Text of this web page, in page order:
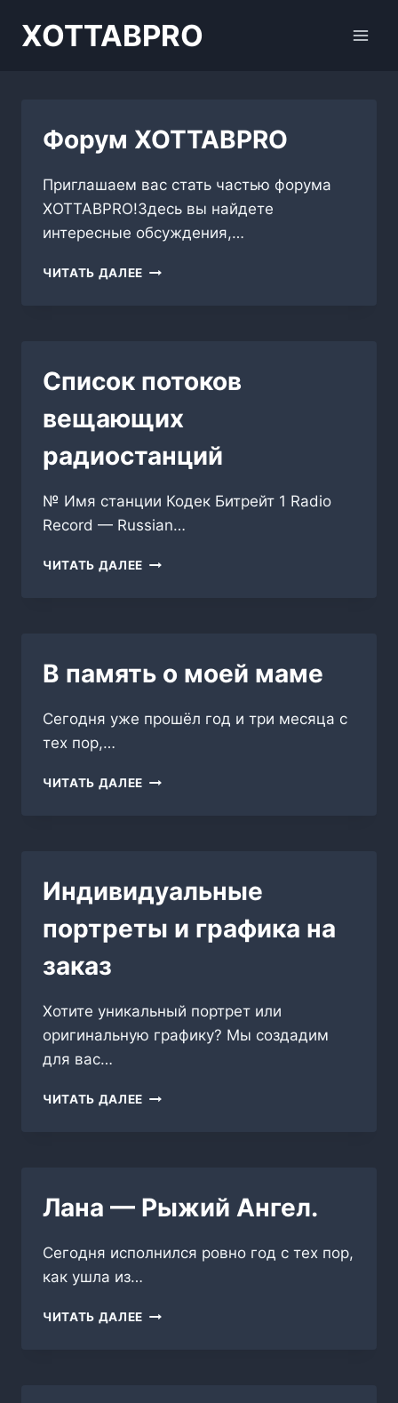
XOTTABPRO
Форум XOTTABPRO
Приглашаем вас стать частью форума
XOTTABPRO!Здесь вы найдете
интересные обсуждения,…
ЧИТАТЬ ДАЛЕЕ ФОРУМ
Список потоков
вещающих
радиостанций
№ Имя станции Кодек Битрейт 1 Radio
Record — Russian…
ЧИТАТЬ ДАЛЕЕ СПИСОК
В память о моей маме
Сегодня уже прошёл год и три месяца с
тех пор,…
ЧИТАТЬ ДАЛЕЕ
Индивидуальные
портреты и графика на
заказ
Хотите уникальный портрет или
оригинальную графику? Мы создадим
для вас…
ЧИТАТЬ ДАЛЕЕ ИНДИВИДУАЛЬНЫЕ
Лана — Рыжий Ангел.
Сегодня исполнился ровно год с тех пор,
как ушла из…
ЧИТАТЬ ДАЛЕЕ ЛАНА